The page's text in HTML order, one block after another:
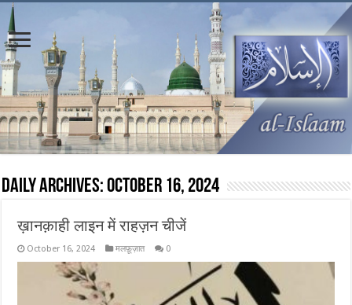
Daily Archives:October 16, 2024
ख़ानक़ाही लाइन में राहज़न चीजें
October 16, 2024 मलफ़ूज़ात 0